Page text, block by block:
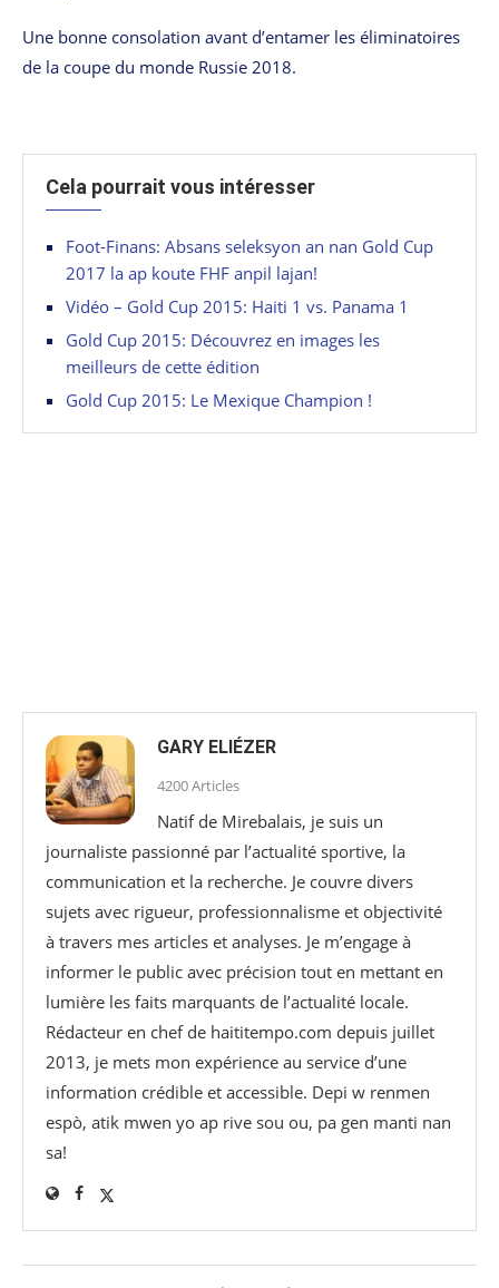
Une bonne consolation avant d’entamer les éliminatoires
de la coupe du monde Russie 2018.
Cela pourrait vous intéresser
Foot-Finans: Absans seleksyon an nan Gold Cup
2017 la ap koute FHF anpil lajan!
Vidéo – Gold Cup 2015: Haiti 1 vs. Panama 1
Gold Cup 2015: Découvrez en images les
meilleurs de cette édition
Gold Cup 2015: Le Mexique Champion !
GARY ELIÉZER
4200 Articles
Natif de Mirebalais, je suis un
journaliste passionné par l’actualité sportive, la
communication et la recherche. Je couvre divers
sujets avec rigueur, professionnalisme et objectivité
à travers mes articles et analyses. Je m’engage à
informer le public avec précision tout en mettant en
lumière les faits marquants de l’actualité locale.
Rédacteur en chef de haititempo.com⁠ depuis juillet
2013, je mets mon expérience au service d’une
information crédible et accessible. Depi w renmen
espò, atik mwen yo ap rive sou ou, pa gen manti nan
sa!